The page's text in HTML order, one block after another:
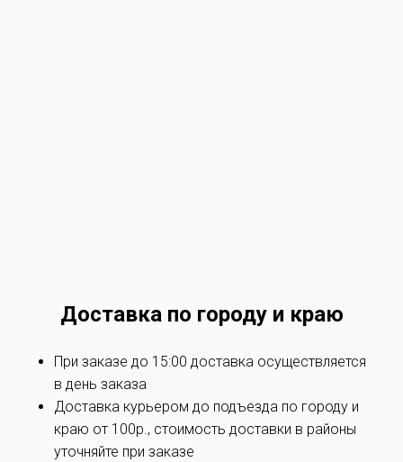
Доставка по городу и краю
При заказе до 15:00 доставка осуществляется
в день заказа
Доставка курьером до подъезда по городу и
краю от 100р., стоимость доставки в районы
уточняйте при заказe